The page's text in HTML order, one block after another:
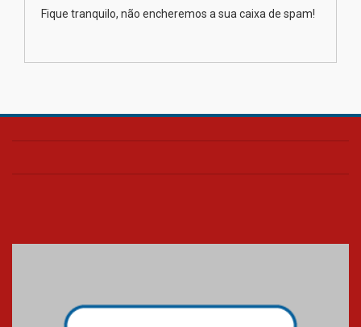
Transformadora reúne
Fique tranquilo, não encheremos a sua caixa de spam!